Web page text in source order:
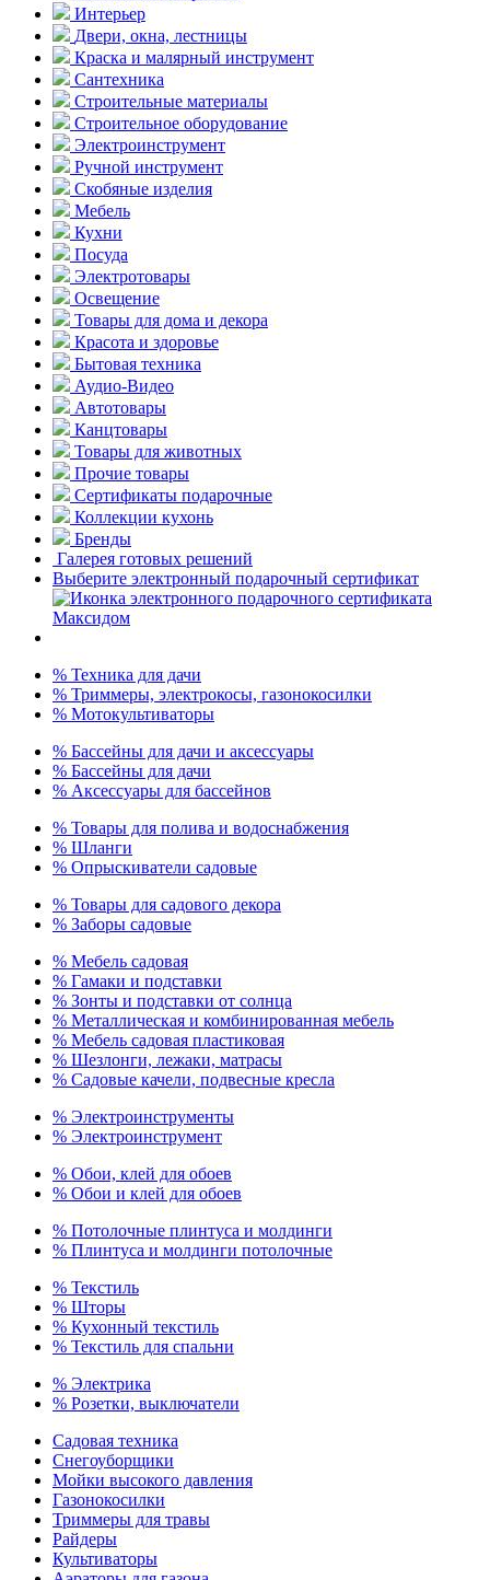
Интерьер
Двери, окна, лестницы
Краска и малярный инструмент
Сантехника
Строительные материалы
Строительное оборудование
Электроинструмент
Ручной инструмент
Скобяные изделия
Мебель
Кухни
Посуда
Электротовары
Освещение
Товары для дома и декора
Красота и здоровье
Бытовая техника
Аудио-Видео
Автотовары
Канцтовары
Товары для животных
Прочие товары
Сертификаты подарочные
Коллекции кухонь
Бренды
Галерея готовых решений
Выберите электронный подарочный сертификат
% Техника для дачи
% Триммеры, электрокосы, газонокосилки
% Мотокультиваторы
% Бассейны для дачи и аксессуары
% Бассейны для дачи
% Аксессуары для бассейнов
% Товары для полива и водоснабжения
% Шланги
% Опрыскиватели садовые
% Товары для садового декора
% Заборы садовые
% Мебель садовая
% Гамаки и подставки
% Зонты и подставки от солнца
% Металлическая и комбинированная мебель
% Мебель садовая пластиковая
% Шезлонги, лежаки, матрасы
% Садовые качели, подвесные кресла
% Электроинструменты
% Электроинструмент
% Обои, клей для обоев
% Обои и клей для обоев
% Потолочные плинтуса и молдинги
% Плинтуса и молдинги потолочные
% Текстиль
% Шторы
% Кухонный текстиль
% Текстиль для спальни
% Электрика
% Розетки, выключатели
Садовая техника
Снегоуборщики
Мойки высокого давления
Газонокосилки
Триммеры для травы
Райдеры
Культиваторы